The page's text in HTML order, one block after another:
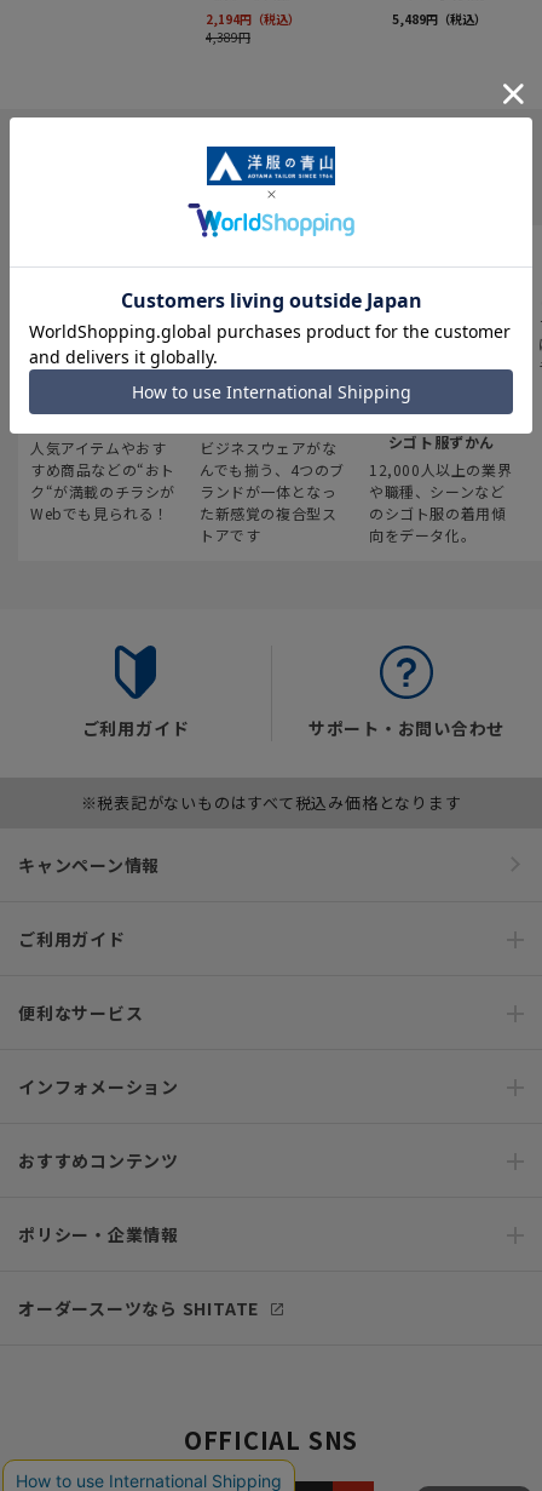
INFORMATION
最新のお買い得情報
人気アイテムやおす
すめ商品などの“おト
ク“が満載のチラシが
Webでも見られる！
スーツスクエア
ビジネスウェアがな
んでも揃う、4つのブ
ランドが一体となっ
た新感覚の複合型ス
トアです
みんなの
シゴト服ずかん
12,000人以上の業界
や職種、シーンなど
のシゴト服の着用傾
向をデータ化。
ご利用ガイド サポート・お問い合わせ
※税表記がないものはすべて税込み価格となります
キャンペーン情報
ご利用ガイド
便利なサービス
インフォメーション
おすすめコンテンツ
ポリシー・企業情報
オーダースーツなら SHITATE
OFFICIAL SNS